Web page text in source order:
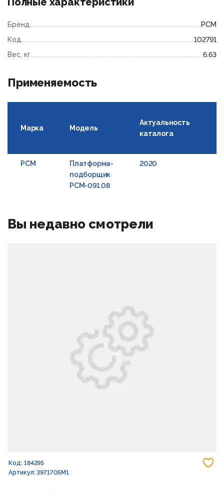
Бренд
РСМ
Код
102791
Вес, кг
6.63
Применяемость
Марка Модель
Актуальность
каталога
РСМ
Платформа-
подборщик
РСМ-091.08
2020
Вы недавно смотрели
Код: 184295
Артикул: 3971705M1